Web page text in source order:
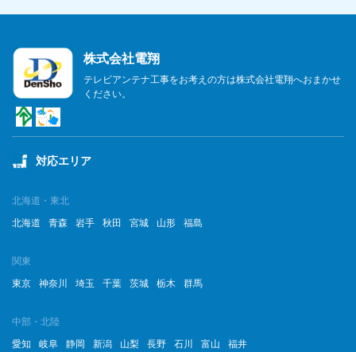
株式会社電翔
テレビアンテナ工事をお考えの方は株式会社電翔へおまかせ
ください。
対応エリア
北海道・東北
北海道
青森 岩手 秋田 宮城 山形 福島
関東
東京
神奈川 埼玉 千葉 茨城 栃木 群馬
中部・北陸
愛知
岐阜 静岡 新潟 山梨 長野 石川 富山 福井